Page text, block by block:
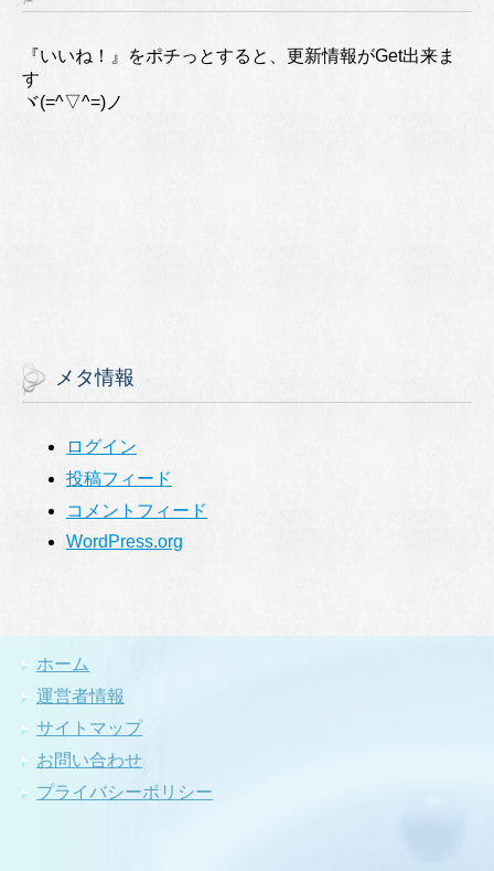
『いいね！』をポチっとすると、更新情報がGet出来ま
す
ヾ(=^▽^=)ノ
メタ情報
ログイン
投稿フィード
コメントフィード
WordPress.org
ホーム
運営者情報
サイトマップ
お問い合わせ
プライバシーポリシー